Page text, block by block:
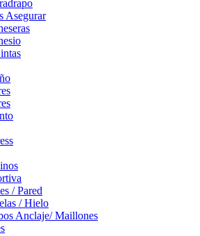
Asegurar
/ Pared
/ Hielo
Anclaje/ Maillones